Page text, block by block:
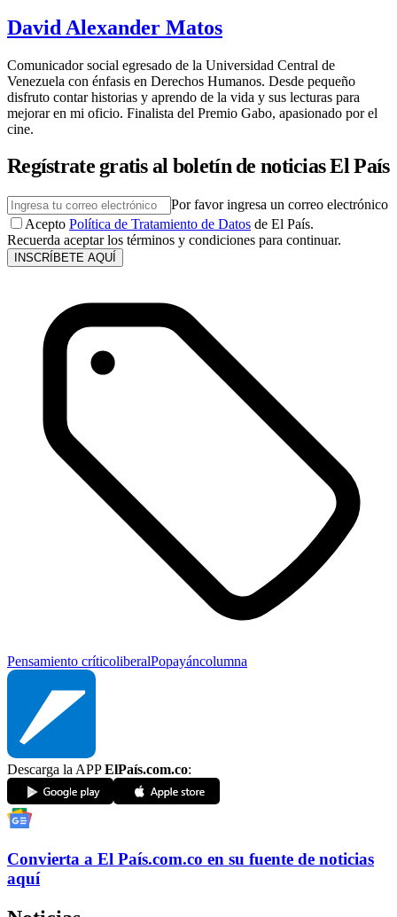
David Alexander Matos
Comunicador social egresado de la Universidad Central de
Venezuela con énfasis en Derechos Humanos. Desde pequeño
disfruto contar historias y aprendo de la vida y sus lecturas para
mejorar en mi oficio. Finalista del Premio Gabo, apasionado por el
cine.
Regístrate gratis al boletín de noticias El País
Por favor ingresa un correo electrónico
Acepto Política de Tratamiento de Datos de El País.
Recuerda aceptar los términos y condiciones para continuar.
INSCRÍBETE AQUÍ
Pensamiento críticoliberalPopayáncolumna
Descarga la APPElPaís.com.co:
Convierta a El País.com.co en su fuente de noticias
aquí